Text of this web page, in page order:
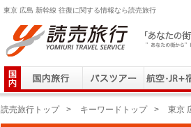
東京 広島 新幹線 往復に関する情報なら読売旅行
読売旅行 「あなたの街から」旅にでる｜Yomiuri
読売旅行トップ > キーワードトップ > 東京